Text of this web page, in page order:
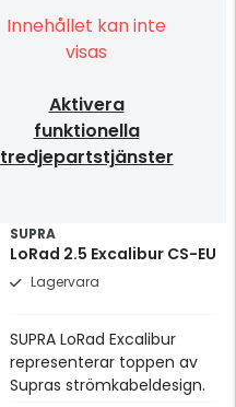
Innehållet kan inte
visas
Aktivera
funktionella
tredjepartstjänster
SUPRA
LoRad 2.5 Excalibur CS-EU
Lagervara
SUPRA LoRad Excalibur
representerar toppen av
Supras strömkabeldesign.